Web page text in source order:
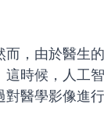
，由於醫生
時候，人工
醫學影像進